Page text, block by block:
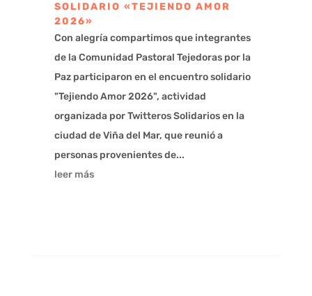
SOLIDARIO «TEJIENDO AMOR
2026»
Con alegría compartimos que integrantes
de la Comunidad Pastoral Tejedoras por la
Paz participaron en el encuentro solidario
"Tejiendo Amor 2026", actividad
organizada por Twitteros Solidarios en la
ciudad de Viña del Mar, que reunió a
personas provenientes de...
leer más